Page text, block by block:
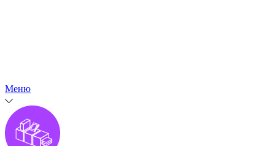
Меню